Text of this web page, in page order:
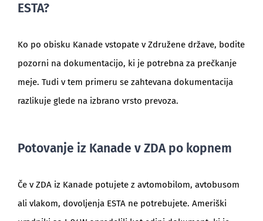
ESTA?
Ko po obisku Kanade vstopate v Združene države, bodite
pozorni na dokumentacijo, ki je potrebna za prečkanje
meje. Tudi v tem primeru se zahtevana dokumentacija
razlikuje glede na izbrano vrsto prevoza.
Potovanje iz Kanade v ZDA po kopnem
Če v ZDA iz Kanade potujete z avtomobilom, avtobusom
ali vlakom, dovoljenja ESTA ne potrebujete. Ameriški